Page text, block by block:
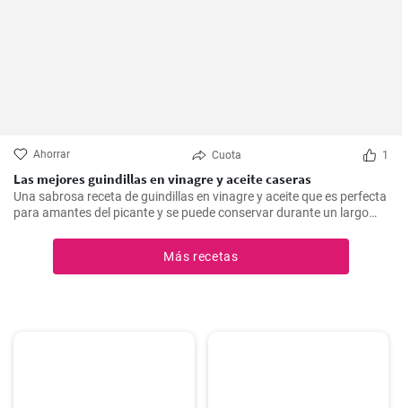
Ahorrar Cuota 1
Las mejores guindillas en vinagre y aceite caseras
Una sabrosa receta de guindillas en vinagre y aceite que es perfecta
para amantes del picante y se puede conservar durante un largo
Más recetas